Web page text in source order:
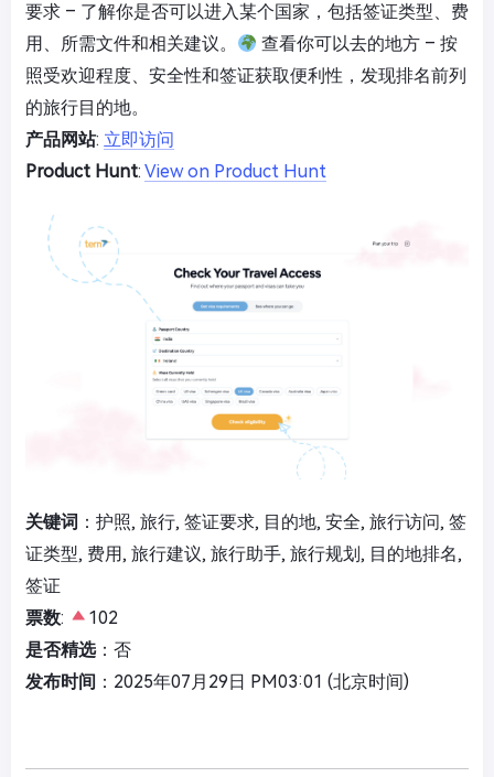
要求 – 了解你是否可以进入某个国家，包括签证类型、费
用、所需文件和相关建议。
查看你可以去的地方 – 按
照受欢迎程度、安全性和签证获取便利性，发现排名前列
的旅行目的地。
产品网站: 立即访问
Product Hunt: View on Product Hunt
关键词 ：护照, 旅行, 签证要求, 目的地, 安全, 旅行访问, 签
证类型, 费用, 旅行建议, 旅行助手, 旅行规划, 目的地排名,
签证
票数:
102
是否精选：否
发布时间 ：2025年07月29日 PM03:01 (北京时间)